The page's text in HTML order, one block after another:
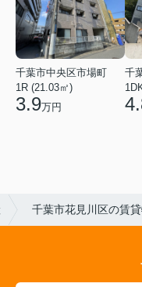
千葉市中央区市場町
1R (21.03㎡)
3.9万円
千
千葉市花見川区の賃